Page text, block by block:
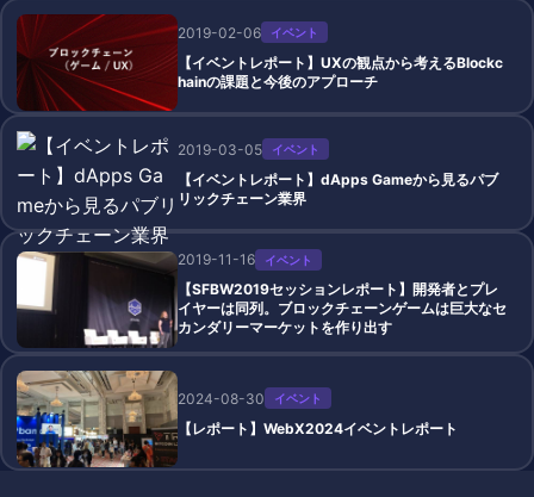
2019-02-06 イベント
【イベントレポート】UXの観点から考えるBlockc
hainの課題と今後のアプローチ
2019-03-05 イベント
【イベントレポート】dApps Gameから見るパブ
リックチェーン業界
2019-11-16 イベント
【SFBW2019セッションレポート】開発者とプレ
イヤーは同列。ブロックチェーンゲームは巨大なセ
カンダリーマーケットを作り出す
2024-08-30 イベント
【レポート】WebX2024イベントレポート